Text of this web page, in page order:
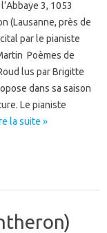
3, 1053
(Lausanne, près de
par le pianiste
Poèmes de
lus par Brigitte
dans sa saison
Le pianiste
la suite »